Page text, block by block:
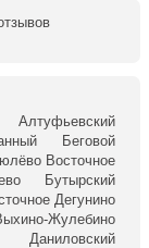
Алтуфьевский
Беговой
Восточное
Бутырский
Дегунино
Жулебино
Даниловский